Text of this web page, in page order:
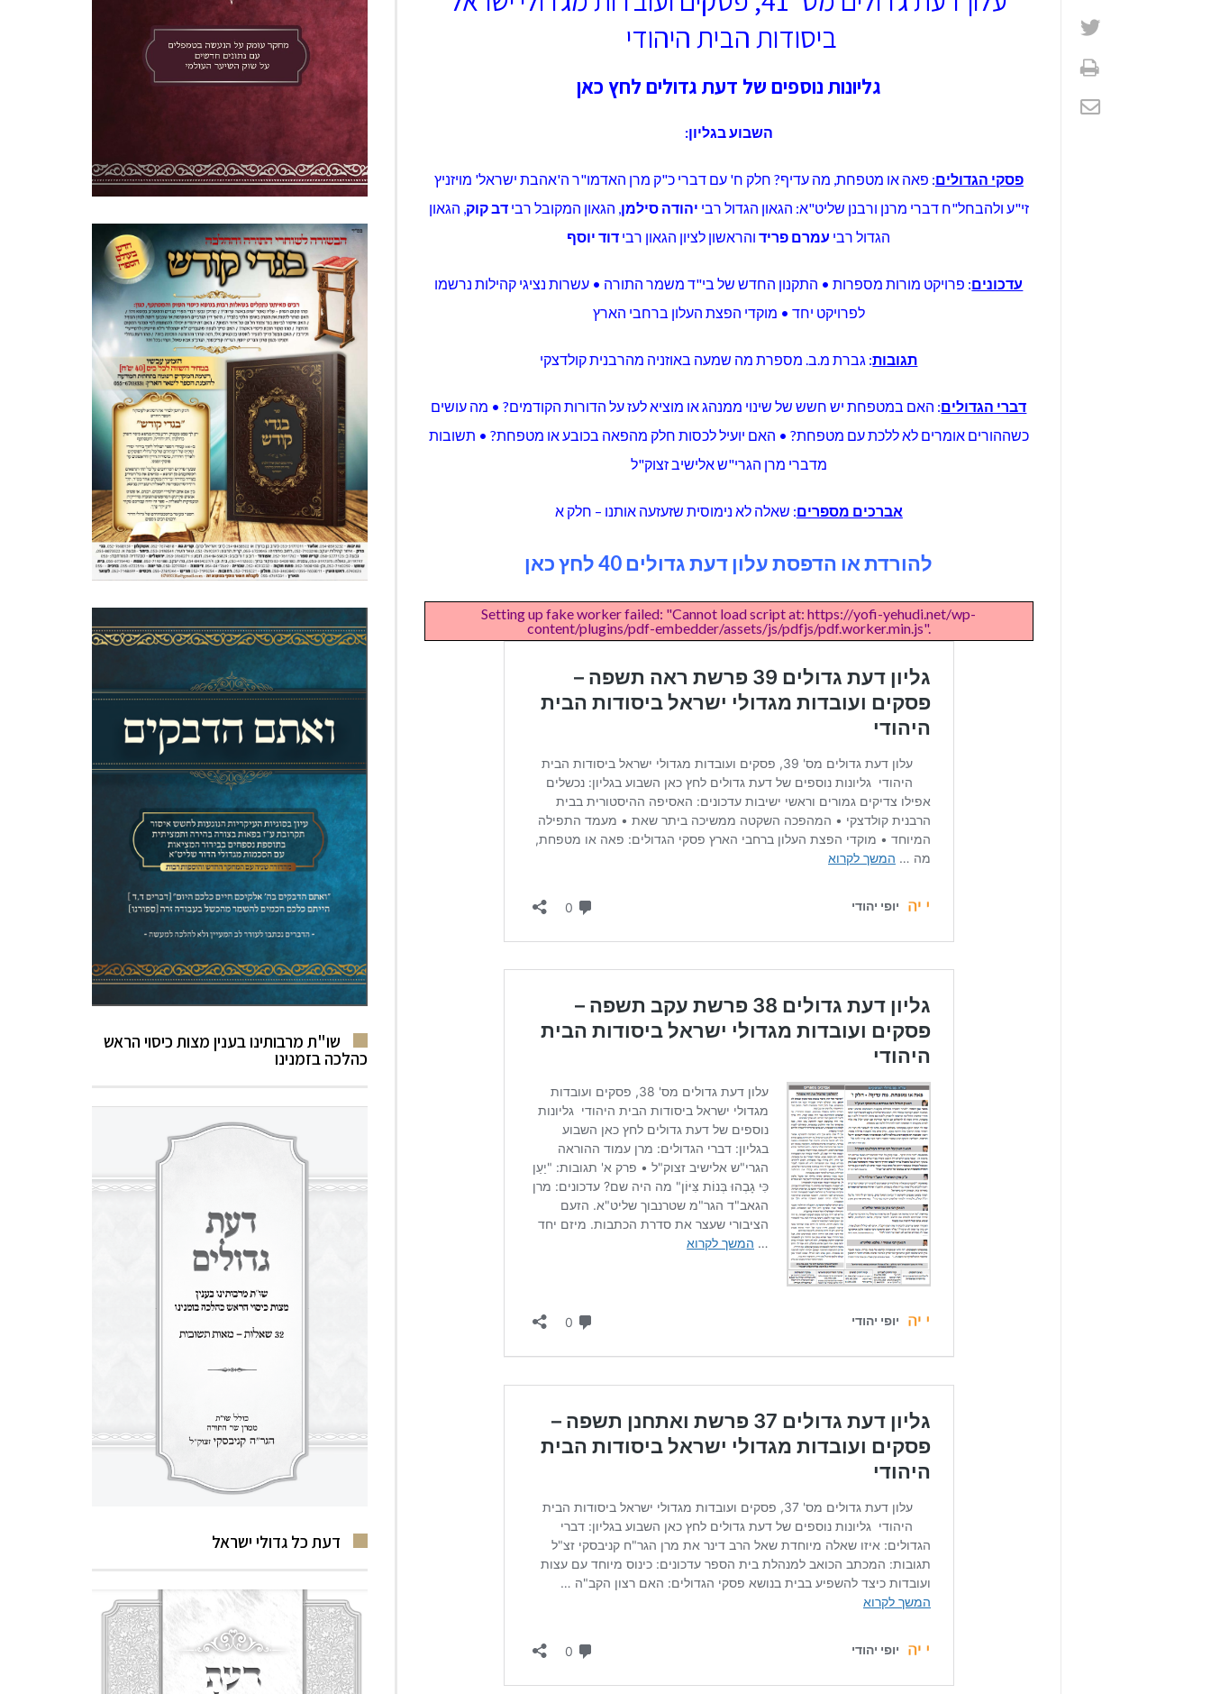
ביסודות הבית היהודי
גליונות נוספים של דעת גדולים לחץ כאן
השבוע בגליון:
פסקי הגדולים: פאה או מטפחת, מה עדיף? חלק ח' עם דברי כ"ק מרן האדמו"ר ה'אהבת ישראל' מויזניץ
זי"ע ולהבחל"ח דברי מרנן ורבנן שליט"א: הגאון הגדול רבי יהודה סילמן , הגאון המקובל רבידב קוק , הגאון
הגדול רבי עמרם פרידוהראשון לציון הגאון רבי דוד יוסף
עדכונים: פרויקט מורות מספרות • התקנון החדש של בי"ד משמר התורה • עשרות נציגי קהילות נרשמו
לפרויקט יחד • מוקדי הפצת העלון ברחבי הארץ
תגובות: גברת מ.ב. מספרת מה שמעה באוזניה מהרבנית קולדצקי
דברי הגדולים: האם במטפחת יש חשש של שינוי ממנהג או מוציא לעז על הדורות הקודמים? • מה עושים
כשההורים אומרים לא ללכת עם מטפחת? • האם יועיל לכסות חלק מהפאה בכובע או מטפחת? • תשובות
מדברי מרן הגרי"ש אלישיב זצוק"ל
אברכים מספרים: שאלה לא נימוסית שזעזעה אותנו – חלק א
להורדת או הדפסת עלון דעת גדולים 40 לחץ כאן
Setting up fake worker failed: "Cannot load script at: https://yofi-yehudi.net/wp-
content/plugins/pdf-embedder/assets/js/pdfjs/pdf.worker.min.js".
שו"ת מרבותינו בענין מצות כיסוי הראש
כהלכה בזמנינו
דעת כל גדולי ישראל